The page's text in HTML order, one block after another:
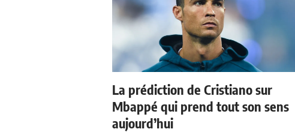
La prédiction de Cristiano sur
Mbappé qui prend tout son sens
aujourd’hui